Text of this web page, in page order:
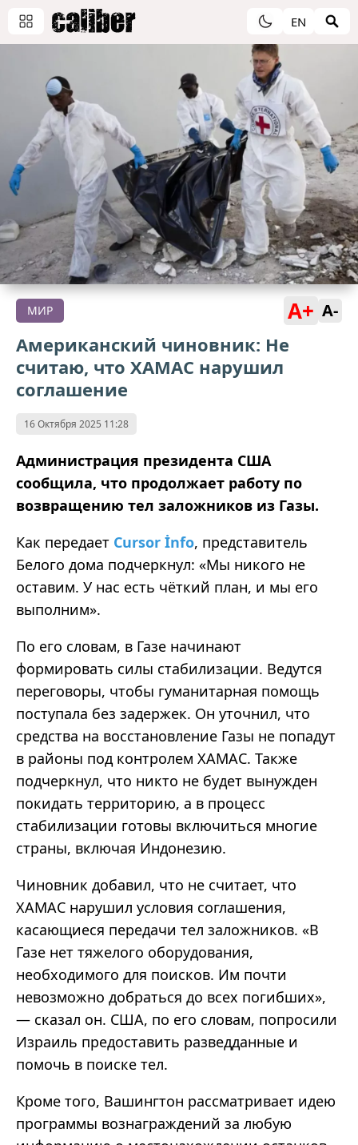
EN
МИР A+ A-
Американский чиновник: Не
считаю, что ХАМАС нарушил
соглашение
16 Октября 2025 11:28
Администрация президента США
сообщила, что продолжает работу по
возвращению тел заложников из Газы.
Как передает Cursor İnfo, представитель
Белого дома подчеркнул: «Мы никого не
оставим. У нас есть чёткий план, и мы его
выполним».
По его словам, в Газе начинают
формировать силы стабилизации. Ведутся
переговоры, чтобы гуманитарная помощь
поступала без задержек. Он уточнил, что
средства на восстановление Газы не попадут
в районы под контролем ХАМАС. Также
подчеркнул, что никто не будет вынужден
покидать территорию, а в процесс
стабилизации готовы включиться многие
страны, включая Индонезию.
Чиновник добавил, что не считает, что
ХАМАС нарушил условия соглашения,
касающиеся передачи тел заложников. «В
Газе нет тяжелого оборудования,
необходимого для поисков. Им почти
невозможно добраться до всех погибших»,
— сказал он. США, по его словам, попросили
Израиль предоставить разведданные и
помочь в поиске тел.
Кроме того, Вашингтон рассматривает идею
программы вознаграждений за любую